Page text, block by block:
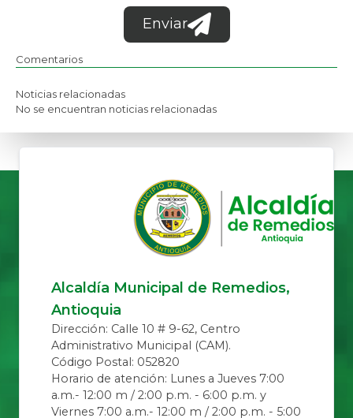
Enviar
Comentarios
Noticias relacionadas
No se encuentran noticias relacionadas
Alcaldía Municipal de Remedios,
Antioquia
Dirección: Calle 10 # 9-62, Centro
Administrativo Municipal (CAM).
Código Postal: 052820
Horario de atención: Lunes a Jueves 7:00
a.m.- 12:00 m / 2:00 p.m. - 6:00 p.m. y
Viernes 7:00 a.m.- 12:00 m / 2:00 p.m. - 5:00